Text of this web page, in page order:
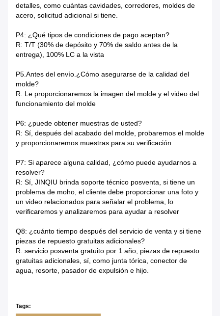
detalles, como cuántas cavidades, corredores, moldes de
acero, solicitud adicional si tiene.
P4: ¿Qué tipos de condiciones de pago aceptan?
R: T/T (30% de depósito y 70% de saldo antes de la
entrega), 100% LC a la vista
P5.Antes del envío.¿Cómo asegurarse de la calidad del
molde?
R: Le proporcionaremos la imagen del molde y el video del
funcionamiento del molde
P6: ¿puede obtener muestras de usted?
R: Sí, después del acabado del molde, probaremos el molde
y proporcionaremos muestras para su verificación.
P7: Si aparece alguna calidad, ¿cómo puede ayudarnos a
resolver?
R: Sí, JINQIU brinda soporte técnico posventa, si tiene un
problema de moho, el cliente debe proporcionar una foto y
un video relacionados para señalar el problema, lo
verificaremos y analizaremos para ayudar a resolver
Q8: ¿cuánto tiempo después del servicio de venta y si tiene
piezas de repuesto gratuitas adicionales?
R: servicio posventa gratuito por 1 año, piezas de repuesto
gratuitas adicionales, sí, como junta tórica, conector de
agua, resorte, pasador de expulsión e hijo.
Tags: